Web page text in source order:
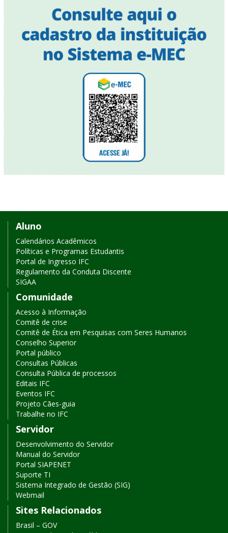
Links
de
acesso
rápido
Aluno
Calendários Acadêmicos
Políticas e Programas Estudantis
Portal de Ingresso IFC
Regulamento da Conduta Discente
SIGAA
Comunidade
Acesso à Informação
Comitê de crise
Comitê de Ética em Pesquisas com Seres Humanos
Conselho Superior
Portal público
Consultas Públicas
Consulta Pública de processos
Editais IFC
Eventos IFC
Projeto Cães-guia
Trabalhe no IFC
Servidor
Desenvolvimento do Servidor
Manual do Servidor
Portal SIAPENET
Suporte TI
Sistema Integrado de Gestão (SIG)
Webmail
Sites Relacionados
Brasil – GOV